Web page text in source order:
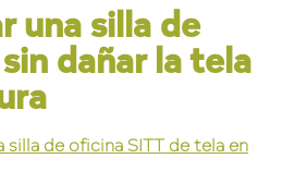
una silla de
dañar la tela